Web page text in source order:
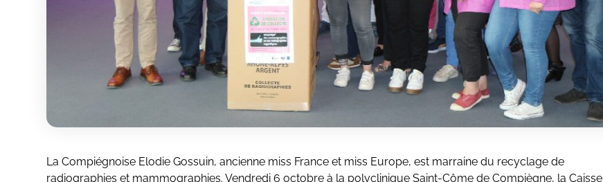
La Compiégnoise Elodie Gossuin, ancienne miss France et miss Europe, est marraine du recyclage de
radiographies et mammographies. Vendredi 6 octobre à la polyclinique Saint-Côme de Compiègne, la Caisse